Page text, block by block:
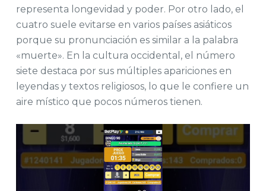
representa longevidad y poder. Por otro lado, el
cuatro suele evitarse en varios países asiáticos
porque su pronunciación es similar a la palabra
«muerte». En la cultura occidental, el número
siete destaca por sus múltiples apariciones en
leyendas y textos religiosos, lo que le confiere un
aire místico que pocos números tienen.